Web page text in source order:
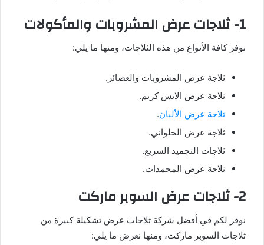
1- ثلاجات عرض المشروبات والمأكولات
نوفر كافة الأنواع من هذه الثلاجات، ومنها ما يلي:
ثلاجة عرض المشروبات والعصائر.
ثلاجة عرض الايس كريم.
ثلاجة عرض الألبان.
ثلاجة عرض الحلواني.
ثلاجات التجميد السريع.
ثلاجة عرض المجمدات.
2- ثلاجات عرض السوبر ماركت
نوفر لكم في أفضل شركة ثلاجات عرض تشكيلة كبيرة من
ثلاجات السوبر ماركت، ومنها نعرض ما يلي: